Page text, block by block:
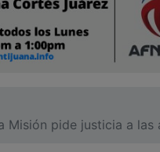
Misión pide justicia a las